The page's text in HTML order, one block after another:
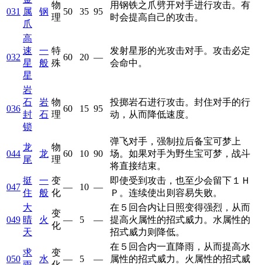
031 属
爪
钢
物
理
50 35 95
用钢铁之爪劈开对手进行攻击。有
时会提高自己的攻击。
032
高
速
星
星
一
般
特
殊
60 20 —
发射星形的光攻击对手。攻击必定
会命中。
036
岩
石
封
锁
岩
石
物
理
60 15 95
投掷岩石进行攻击。封住对手的行
动，从而降低速度。
044
龙
尾
龙
物
理
60 10 90
弹飞对手，强制拉后备宝可梦上
场。如果对手为野生宝可梦，战斗
将直接结束。
047
挺
住
一
般
变
化
— 10 —
即使受到攻击，也至少会留下１Ｈ
Ｐ。连续使出则容易失败。
049
大
晴
天
火
变
化
— 5 —
在５回合内让日照变得强烈，从而
提高火属性的招式威力。水属性的
招式威力则降低。
050
求
水
变
— 5 —
在５回合内一直降雨，从而提高水
属性的招式威力。火属性的招式威